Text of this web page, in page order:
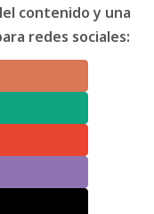
contenido y una
redes sociales: